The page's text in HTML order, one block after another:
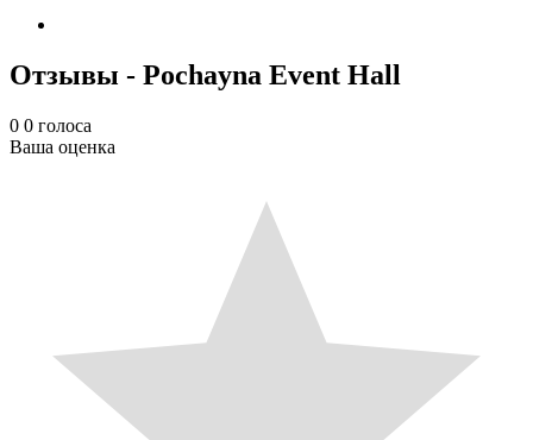
Отзывы - Pochayna Event Hall
0 0 голоса
Ваша оценка